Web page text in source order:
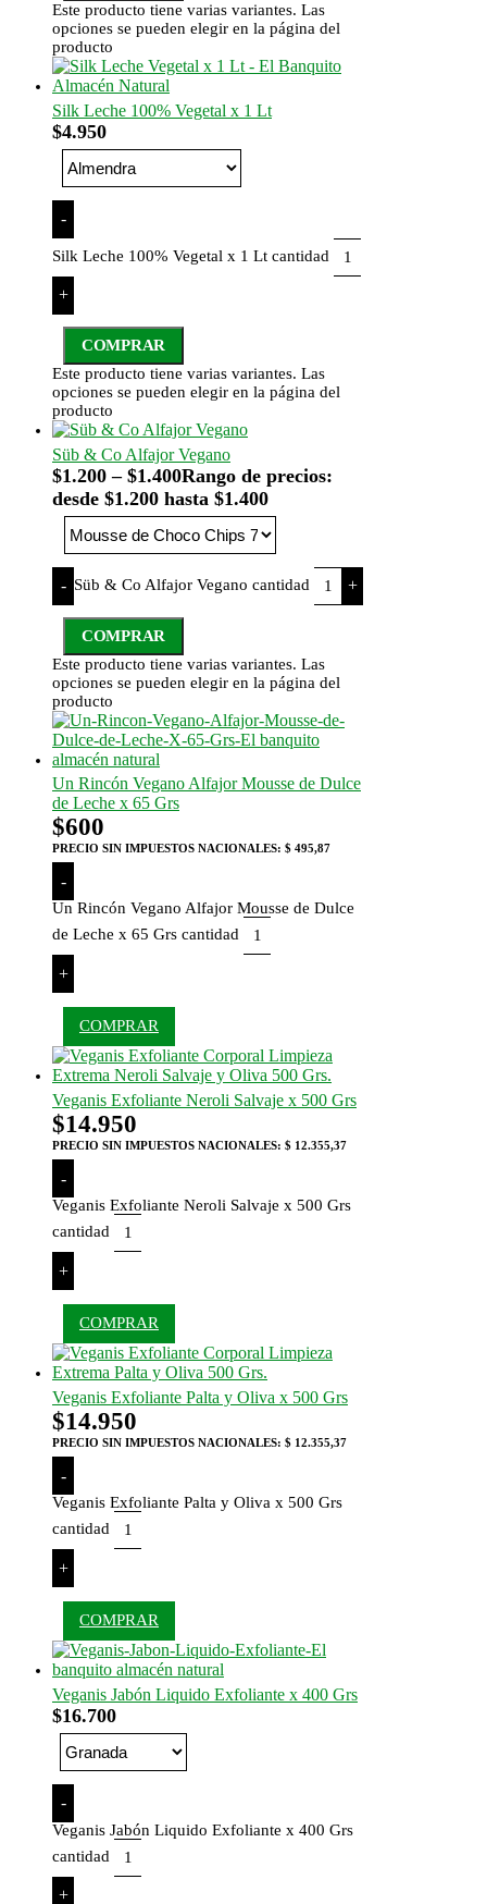
Este producto tiene varias variantes. Las
opciones se pueden elegir en la página del
producto
Silk Leche 100% Vegetal x 1 Lt
$4.950
-
Silk Leche 100% Vegetal x 1 Lt cantidad
+
COMPRAR
Este producto tiene varias variantes. Las
opciones se pueden elegir en la página del
producto
Süb & Co Alfajor Vegano
$1.200 – $1.400Rango de precios:
desde $1.200 hasta $1.400
- Süb & Co Alfajor Vegano cantidad +
COMPRAR
Este producto tiene varias variantes. Las
opciones se pueden elegir en la página del
producto
Un Rincón Vegano Alfajor Mousse de Dulce
de Leche x 65 Grs
$600
PRECIO SIN IMPUESTOS NACIONALES: $ 495,87
-
Un Rincón Vegano Alfajor Mousse de Dulce
de Leche x 65 Grs cantidad
+
COMPRAR
Veganis Exfoliante Neroli Salvaje x 500 Grs
$14.950
PRECIO SIN IMPUESTOS NACIONALES: $ 12.355,37
-
Veganis Exfoliante Neroli Salvaje x 500 Grs
cantidad
+
COMPRAR
Veganis Exfoliante Palta y Oliva x 500 Grs
$14.950
PRECIO SIN IMPUESTOS NACIONALES: $ 12.355,37
-
Veganis Exfoliante Palta y Oliva x 500 Grs
cantidad
+
COMPRAR
Veganis Jabón Liquido Exfoliante x 400 Grs
$16.700
-
Veganis Jabón Liquido Exfoliante x 400 Grs
cantidad
+